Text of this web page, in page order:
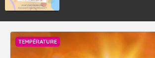
TEMPÉRATURE